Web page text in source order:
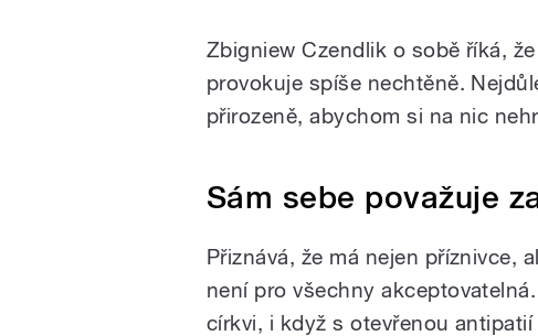
Zbigniew Czendlik o sobě říká,
provokuje spíše nechtěně.
přirozeně, abychom si na nic
Sám sebe považuje
Přiznává, že má nejen příznivce,
není pro všechny
církvi, i když s otevřenou